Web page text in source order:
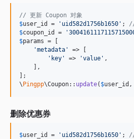
// 更新 Coupon 对象
$user_id = ' uid582d1756b1650 ' ;
$coupon_id = '
$params = [
'metadata '
=> [
' key ' => 'value ' ,
    ],
];
\ Pingpp\Coupon:: update( $user_id ,
删除优惠券
$user_id = ' uid582d1756b1650 ' ;